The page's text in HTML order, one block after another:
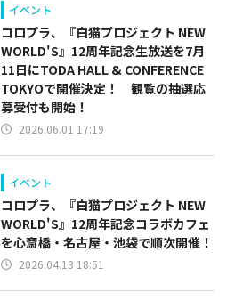
イベント
コロプラ、『白猫プロジェクト NEW
WORLD'S』12周年記念生放送を7月
11日にTODA HALL & CONFERENCE
TOKYOで開催決定！ 観覧の抽選応
募受付も開始！
2026.06.01 17:19
イベント
コロプラ、『白猫プロジェクト NEW
WORLD'S』12周年記念コラボカフェ
を心斎橋・名古屋・池袋で順次開催！
2026.04.13 18:51